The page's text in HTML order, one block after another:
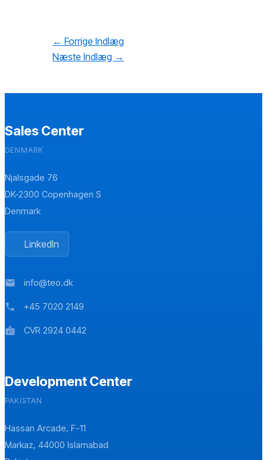
← Forrige Indlæg
Næste Indlæg →
Sales Center
DENMARK
Njalsgade 76
DK-2300 Copenhagen S
Denmark
LinkedIn
mail info@teo.dk
phone +45 7020 2149
badge CVR 2924 0442
Development Center
PAKISTAN
Hassan Arcade, F-11
Markaz, 44000 Islamabad